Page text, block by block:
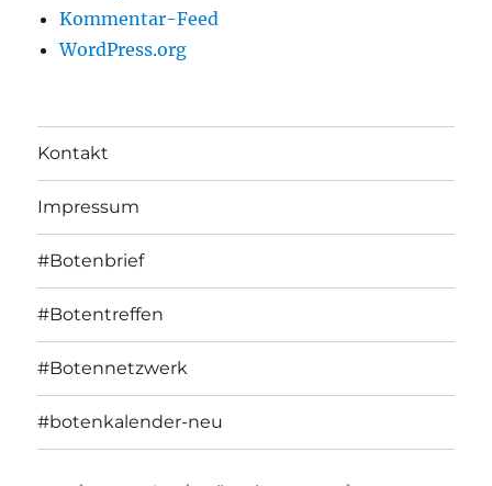
Kommentar-Feed
WordPress.org
Kontakt
Impressum
#Botenbrief
#Botentreffen
#Botennetzwerk
#botenkalender-neu